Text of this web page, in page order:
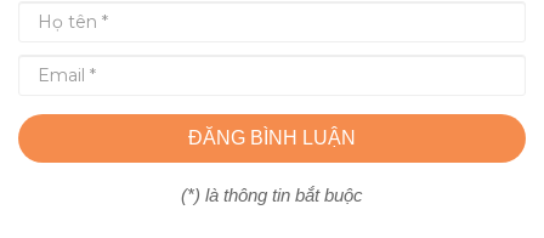
ĐĂNG BÌNH LUẬN
(*) là thông tin bắt buộc